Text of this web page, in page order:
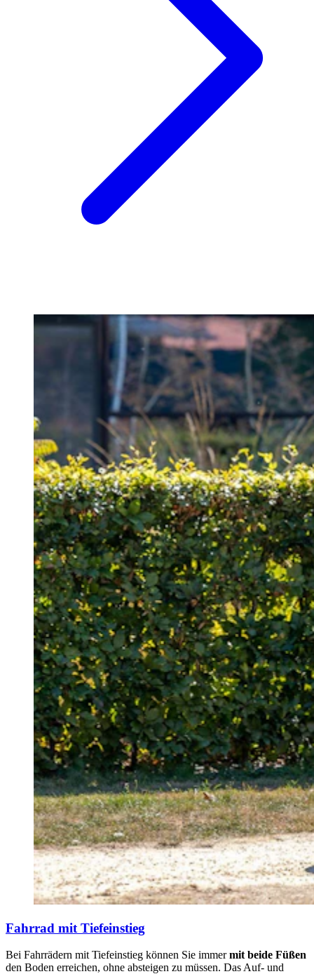
Fahrrad mit Tiefeinstieg
Bei Fahrrädern mit Tiefeinstieg können Sie immermit beide Füßen
den Boden erreichen, ohne absteigen zu müssen. Das Auf- und